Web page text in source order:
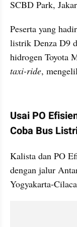
SCBD Park,
Peserta yang
listrik Denza D9
taxi-ride,
Usai PO
Coba Bus
Kalista dan PO
dengan jalur
Yogyakarta-